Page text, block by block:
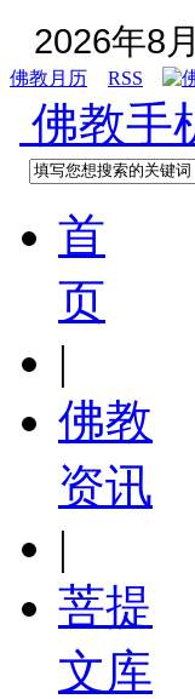
2026年8
佛教月历 RSS
佛教手
首
页
|
佛教
资讯
|
菩提
文库